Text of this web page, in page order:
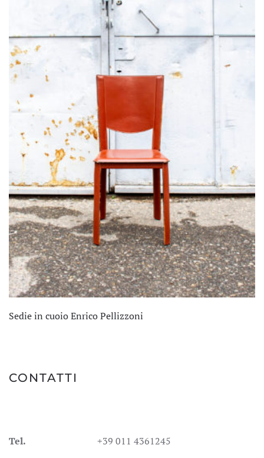
Sedie in cuoio Enrico Pellizzoni
CONTATTI
Tel.
+39 011 4361245